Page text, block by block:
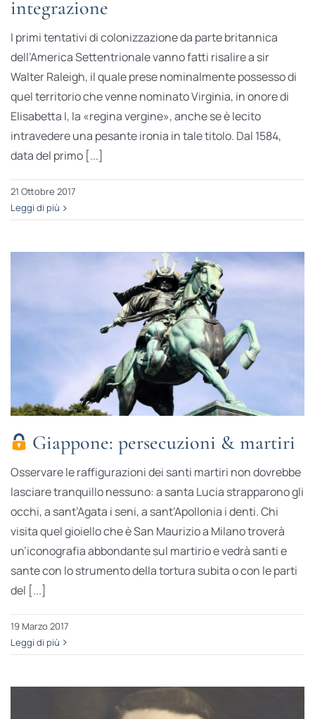
integrazione
I primi tentativi di colonizzazione da parte britannica
dell’America Settentrionale vanno fatti risalire a sir
Walter Raleigh, il quale prese nominalmente possesso di
quel territorio che venne nominato Virginia, in onore di
Elisabetta I, la «regina vergine», anche se è lecito
intravedere una pesante ironia in tale titolo. Dal 1584,
data del primo [...]
21 Ottobre 2017
Leggi di più
Giappone: persecuzioni & martiri
Osservare le raffigurazioni dei santi martiri non dovrebbe
lasciare tranquillo nessuno: a santa Lucia strapparono gli
occhi, a sant’Agata i seni, a sant’Apollonia i denti. Chi
visita quel gioiello che è San Maurizio a Milano troverà
un’iconografia abbondante sul martirio e vedrà santi e
sante con lo strumento della tortura subita o con le parti
del [...]
19 Marzo 2017
Leggi di più